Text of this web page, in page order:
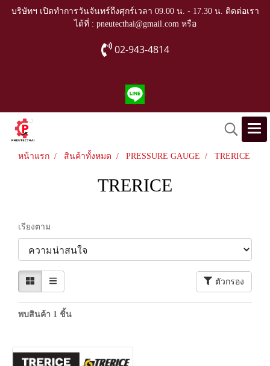
บริษัทฯ เปิดทำการวันจันทร์ถึงศุกร์เวลา 09.00 น. - 17.30 น. ติดต่อเรา
ได้ที่ : pneutecthai@gmail.com หรือ
02-943-4814
หน้าแรก สินค้าทั้งหมด PRESSURE GAUGE TRERICE
TRERICE
เรียงตาม
ตัวกรอง
พบสินค้า 1 ชิ้น